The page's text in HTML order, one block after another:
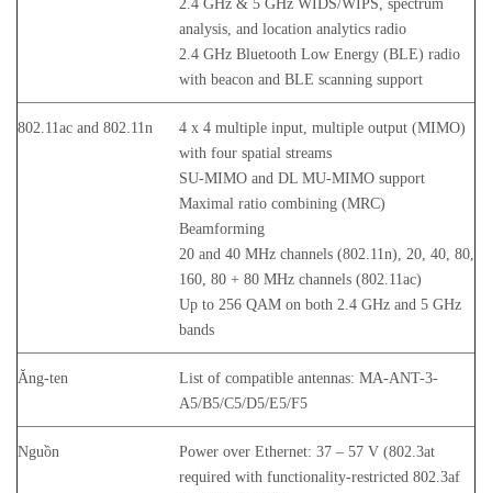
2.4 GHz & 5 GHz WIDS/WIPS, spectrum
analysis, and location analytics radio
2.4 GHz Bluetooth Low Energy (BLE) radio
with beacon and BLE scanning support
802.11ac and 802.11n
4 x 4 multiple input, multiple output (MIMO)
with four spatial streams
SU-MIMO and DL MU-MIMO support
Maximal ratio combining (MRC)
Beamforming
20 and 40 MHz channels (802.11n), 20, 40, 80,
160, 80 + 80 MHz channels (802.11ac)
Up to 256 QAM on both 2.4 GHz and 5 GHz
bands
Ăng-ten
List of compatible antennas: MA-ANT-3-
A5/B5/C5/D5/E5/F5
Nguồn
Power over Ethernet: 37 – 57 V (802.3at
required with functionality-restricted 802.3af